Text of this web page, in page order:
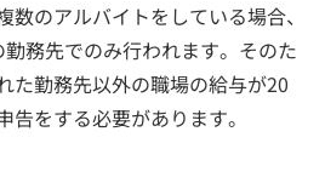
のアルバイトをしている場合、
務先でのみ行われます。そのた
た勤務先以外の職場の給与が20
をする必要があります。